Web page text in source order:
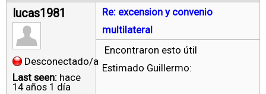
lucas1981
Desconectado/a
Last seen: hace
14 años 1 día
Re: excension y convenio
multilateral
Encontraron esto útil
Estimado Guillermo: